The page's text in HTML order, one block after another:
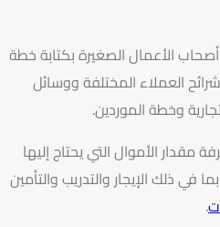
الأعمال الصغيرة بكتابة خطة
العملاء المختلفة ووسائل
وخطة الموردين.
مقدار الأموال التي يحتاج إليها
في ذلك الإيجار والتدريب والتأمين
.